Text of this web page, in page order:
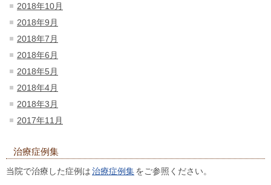
2018年10月
2018年9月
2018年7月
2018年6月
2018年5月
2018年4月
2018年3月
2017年11月
治療症例集
当院で治療した症例は治療症例集をご参照ください。